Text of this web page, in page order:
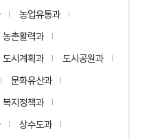
농업유통과
농촌활력과
도시계획과
도시공원과
문화유산과
복지정책과
상수도과